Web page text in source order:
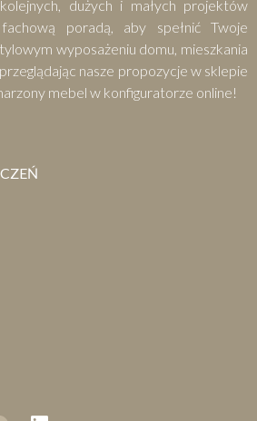
dużych i małych projektów
fachową poradą, aby spełnić Twoje
wyposażeniu domu, mieszkania
nasze propozycje w sklepie
mebel w konfiguratorze online!